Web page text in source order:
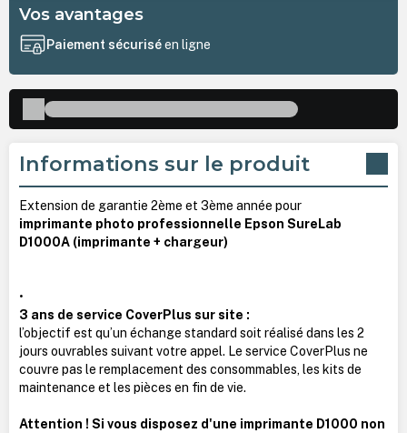
Vos avantages
Paiement sécuriséen ligne
Informations sur le produit
Extension de garantie 2ème et 3ème année pour
imprimante photo professionnelle Epson SureLab
D1000A (imprimante + chargeur)
•
3 ans de service CoverPlus sur site :
l’objectif est qu’un échange standard soit réalisé dans les 2
jours ouvrables suivant votre appel. Le service CoverPlus ne
couvre pas le remplacement des consommables, les kits de
maintenance et les pièces en fin de vie.
Attention ! Si vous disposez d'une imprimante D1000 non